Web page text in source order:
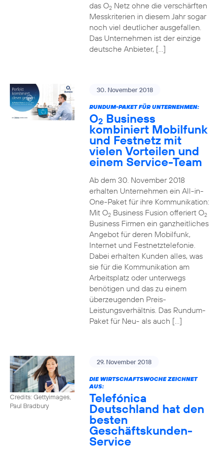
das O2Netz ohne die verschärften
Messkriterien in diesem Jahr sogar
noch viel deutlicher ausgefallen.
Das Unternehmen ist der einzige
deutsche Anbieter, […]
30. November 2018
RUNDUM-PAKET FÜR UNTERNEHMEN:
O2 Business
kombiniert Mobilfunk
und Festnetz mit
vielen Vorteilen und
einem Service-Team
Ab dem 30. November 2018
erhalten Unternehmen ein All-in-
One-Paket für ihre Kommunikation:
Mit O2Business Fusion offeriert O2
Business Firmen ein ganzheitliches
Angebot für deren Mobilfunk,
Internet und Festnetztelefonie.
Dabei erhalten Kunden alles, was
sie für die Kommunikation am
Arbeitsplatz oder unterwegs
benötigen und das zu einem
überzeugenden Preis-
Leistungsverhältnis. Das Rundum-
Paket für Neu- als auch […]
Credits: Gettyimages,
Paul Bradbury
29. November 2018
DIE WIRTSCHAFTSWOCHE ZEICHNET
AUS:
Telefónica
Deutschland hat den
besten
Geschäftskunden-
Service